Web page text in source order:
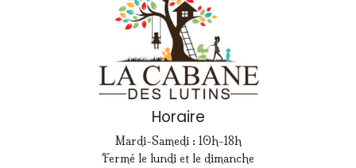
Horaire
Mardi-Samedi : 10h-18h
Fermé le lundi et le dimanche